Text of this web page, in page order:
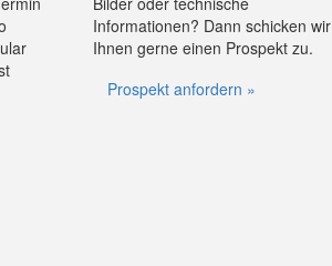
Informationen? Dann schicken wir
Ihnen gerne einen Prospekt zu.
Prospekt anfordern »